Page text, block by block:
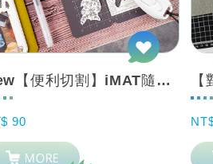
New【便利切割】iMAT隨行迷你切割組+美工刀 手帳製作/紙膠帶
90